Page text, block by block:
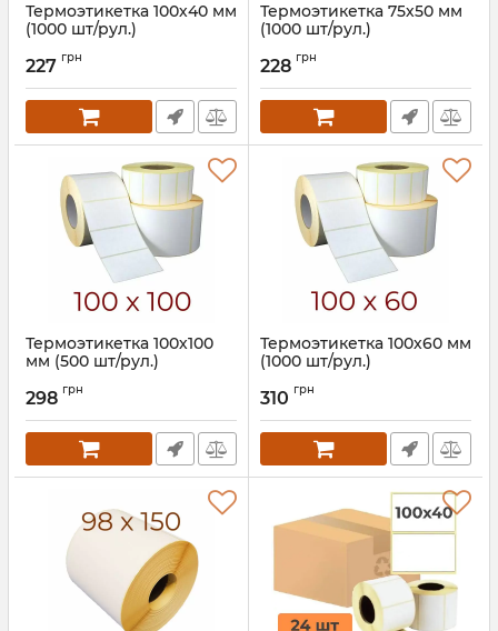
Термоэтикетка 100х40 мм
(1000 шт/рул.)
227 грн
Термоэтикетка 75х50 мм
(1000 шт/рул.)
228 грн
Термоэтикетка 100х100
мм (500 шт/рул.)
298 грн
Термоэтикетка 100х60 мм
(1000 шт/рул.)
310 грн